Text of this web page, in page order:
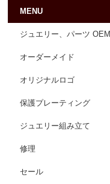
MENU
ジュエリー、パーツ OEM
オーダーメイド
オリジナルロゴ
保護プレーティング
ジュエリー組み立て
修理
セール